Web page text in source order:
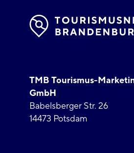
TMB Tourismus-
GmbH
Babelsberger Str. 26
14473 Potsdam